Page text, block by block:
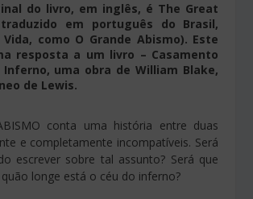
do livro, em inglês, é The Great
em português do Brasil,
como O Grande Abismo). Este
resposta a um livro – Casamento
Inferno, uma obra de William Blake,
de Lewis.
conta uma história entre duas
e completamente incompatíveis. Será
escrever sobre tal assunto? Será que
longe está o céu do inferno?